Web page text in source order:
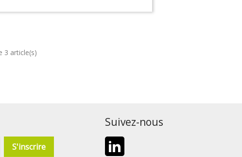
3 article(s)
Suivez-nous